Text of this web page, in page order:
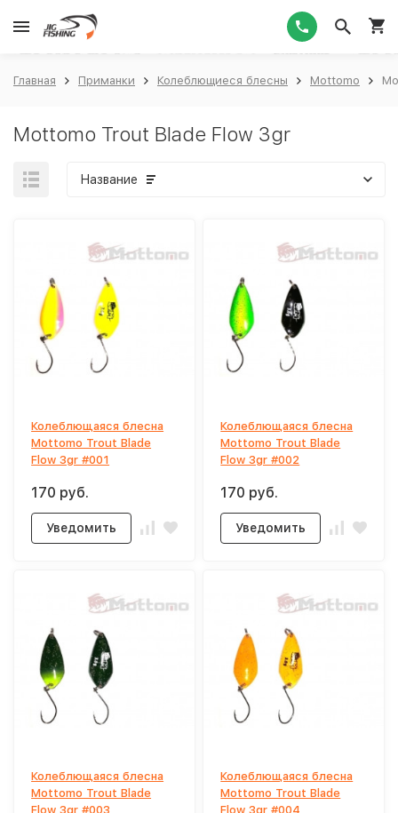
Главная Приманки Колеблющиеся блесны Mottomo
Mottomo Trout Blade Flow 3gr
Название
Колеблющаяся блесна
Mottomo Trout Blade
Flow 3gr #001
170 руб.
Уведомить
Колеблющаяся блесна
Mottomo Trout Blade
Flow 3gr #002
170 руб.
Уведомить
Колеблющаяся блесна
Mottomo Trout Blade
Flow 3gr #003
Колеблющаяся блесна
Mottomo Trout Blade
Flow 3gr #004